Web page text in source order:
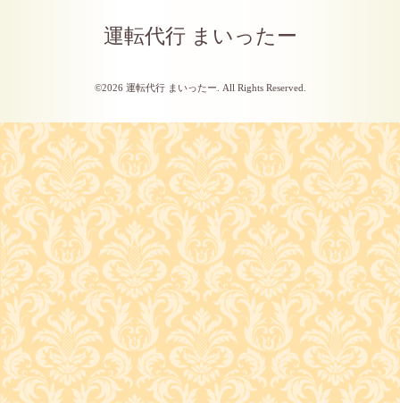
運転代行 まいったー
©2026 運転代行 まいったー . All Rights Reserved.